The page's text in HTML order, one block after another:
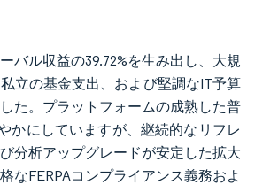
バル収益の39.72%を生み出し、大規
立の基金支出、および堅調なIT予算
た。プラットフォームの成熟した普
かにしていますが、継続的なリフレ
分析アップグレードが安定した拡大
なFERPAコンプライアンス義務およ